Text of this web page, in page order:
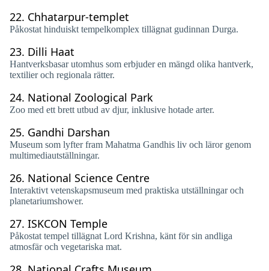
22. Chhatarpur-templet
Påkostat hinduiskt tempelkomplex tillägnat gudinnan Durga.
23. Dilli Haat
Hantverksbasar utomhus som erbjuder en mängd olika hantverk,
textilier och regionala rätter.
24. National Zoological Park
Zoo med ett brett utbud av djur, inklusive hotade arter.
25. Gandhi Darshan
Museum som lyfter fram Mahatma Gandhis liv och läror genom
multimediautställningar.
26. National Science Centre
Interaktivt vetenskapsmuseum med praktiska utställningar och
planetariumshower.
27. ISKCON Temple
Påkostat tempel tillägnat Lord Krishna, känt för sin andliga
atmosfär och vegetariska mat.